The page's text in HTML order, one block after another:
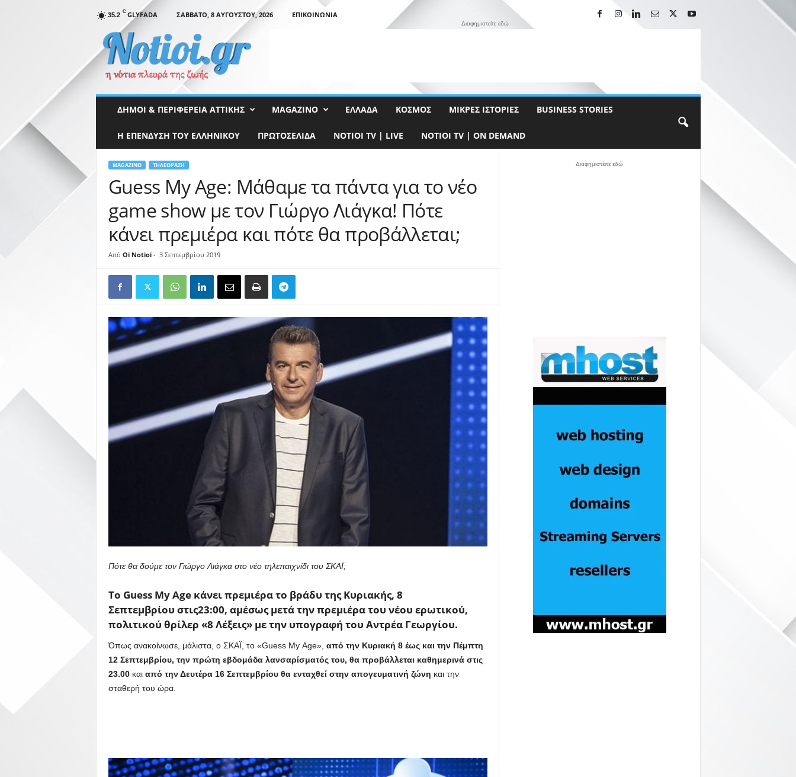
35.2 C GLYFADA ΣΆΒΒΑΤΟ, 8 ΑΥΓΟΎΣΤΟΥ, 2026
ΕΠΙΚΟΙΝΩΝΊΑ
t
Διαφημιστείτε εδώ
ΔΉΜΟΙ & ΠΕΡΙΦΈΡΕΙΑ ΑΤΤΙΚΉΣ MAGAZINO ΕΛΛΆΔΑ ΚΌΣΜΟΣ ΜΙΚΡΈΣ ΙΣΤΟΡΊΕΣ BUSINESS STORIES
Η ΕΠΕΝΔΥΣΗ ΤΟΥ ΕΛΛΗΝΙΚΟΥ ΠΡΩΤΟΣΈΛΙΔΑ NOTIOI TV | LIVE NOTIOI TV | ON DEMAND
MAGAZINO ΤΗΛΕΌΡΑΣΗ
Guess My Age: Μάθαμε τα πάντα για το νέο
game show με τον Γιώργο Λιάγκα! Πότε
κάνει πρεμιέρα και πότε θα προβάλλεται;
Από Oi Notioi- 3 Σεπτεμβρίου 2019
Πότε θα δούμε τον Γιώργο Λιάγκα στο νέο τηλεπαιχνίδι του ΣΚΑΪ;
Το Guess My Age κάνει πρεμιέρα το βράδυ της Κυριακής, 8
Σεπτεμβρίου στις23:00, αμέσως μετά την πρεμιέρα του νέου ερωτικού,
πολιτικού θρίλερ «8 Λέξεις» με την υπογραφή του Αντρέα Γεωργίου.
Όπως ανακοίνωσε, μάλιστα, ο ΣΚΑΪ, το «Guess My Age», από την Κυριακή 8 έως και την Πέμπτη
12 Σεπτεμβρίου, την πρώτη εβδομάδα λανσαρίσματός του, θα προβάλλεται καθημερινά στις
23.00και από την Δευτέρα 16 Σεπτεμβρίου θα ενταχθεί στην απογευματινή ζώνη και την
σταθερή του ώρα.
Διαφημιστέιτε εδώ